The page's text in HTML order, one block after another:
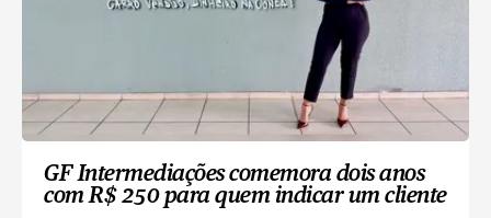
GF Intermediações comemora dois anos
com R$ 250 para quem indicar um cliente